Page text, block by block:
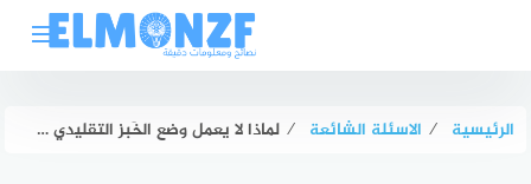
الرئيسية ⁄ الاسئلة الشائعة ⁄ لماذا لا يعمل وضع الخَبز التقليدي في الفرن الكهربائي؟